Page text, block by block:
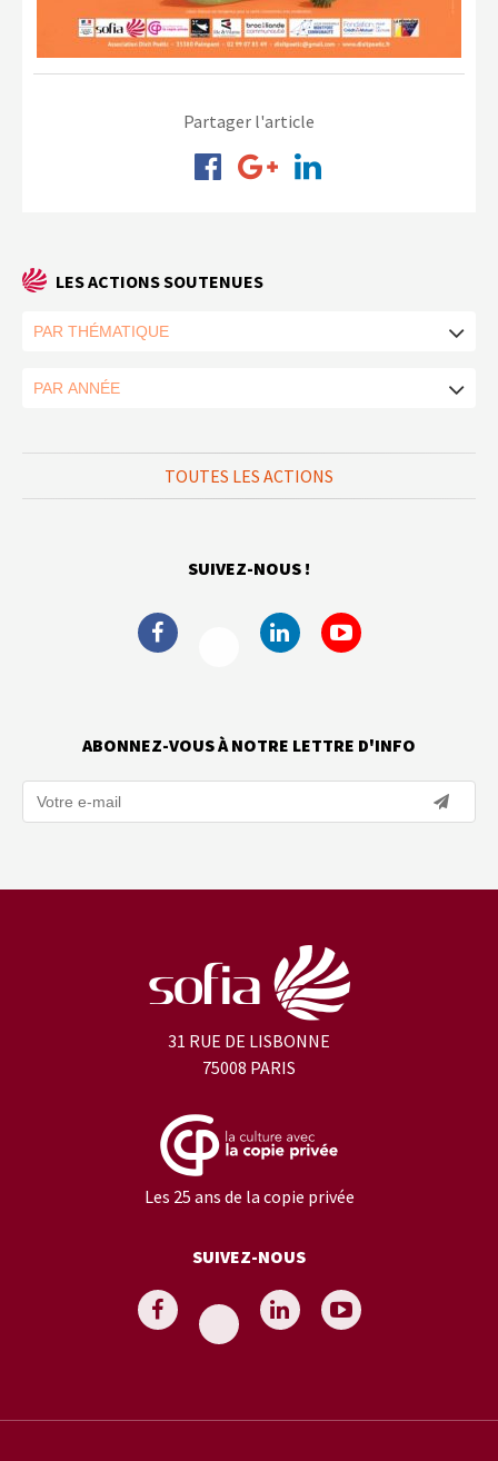
Partager l'article
LES ACTIONS SOUTENUES
TOUTES LES ACTIONS
SUIVEZ-NOUS !
ABONNEZ-VOUS À NOTRE LETTRE D'INFO
31 RUE DE LISBONNE
75008 PARIS
Les 25 ans de la copie privée
SUIVEZ-NOUS